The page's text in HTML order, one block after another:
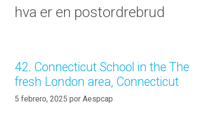
hva er en postordrebrud
42. Connecticut School in the The
fresh London area, Connecticut
5 febrero, 2025 por Aespcap